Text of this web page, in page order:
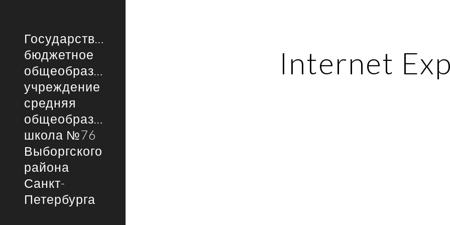
Государственное
бюджетное
общеобразовательное
учреждение
средняя
общеобразовательная
школа №76
Выборгского
района
Санкт-
Петербурга
Internet